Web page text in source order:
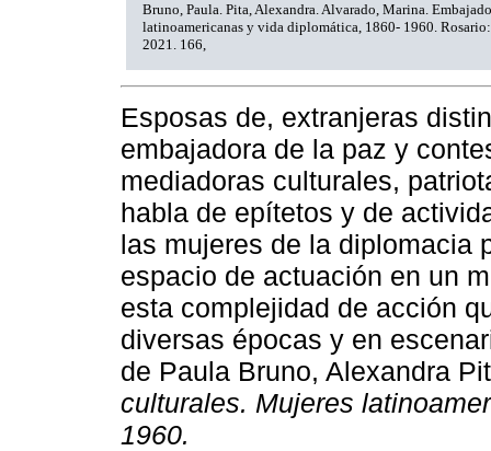
Bruno, Paula. Pita, Alexandra. Alvarado, Marina.
latinoamericanas y vida diplomática, 1860- 1960.
2021. 166,
Esposas de, extranjeras
embajadora de la paz y
mediadoras culturales,
habla de epítetos y de
las mujeres de la diplomacia
espacio de actuación en un
esta complejidad de acción
diversas épocas y en
de Paula Bruno, Alexandra
culturales. Mujeres
1960.